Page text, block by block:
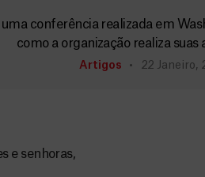
uma conferência realizada em
como a organização realiza
Artigos 22 Janeiro,
e senhoras,